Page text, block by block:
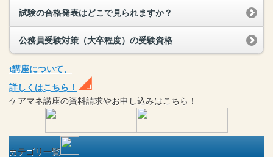
試験の合格発表はどこで見られますか？
公務員受験対策（大卒程度）の受験資格
t講座について、
詳しくはこちら！
ケアマネ講座の資料請求やお申し込みはこちら！
カテゴリ一覧